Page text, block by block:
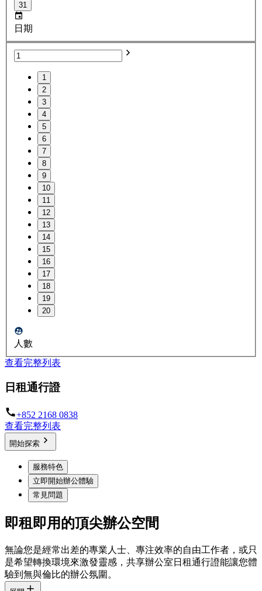
31
日期
1
2
3
4
5
6
7
8
9
10
11
12
13
14
15
16
17
18
19
20
人數
查看完整列表
日租通行證
+852 2168 0838
查看完整列表
開始探索
服務特色
立即開始辦公體驗
常見問題
即租即用的頂尖辦公空間
無論您是經常出差的專業人士、專注效率的自由工作者，或只
是希望轉換環境來激發靈感，共享辦公室日租通行證能讓您體
驗到無與倫比的辦公氛圍。